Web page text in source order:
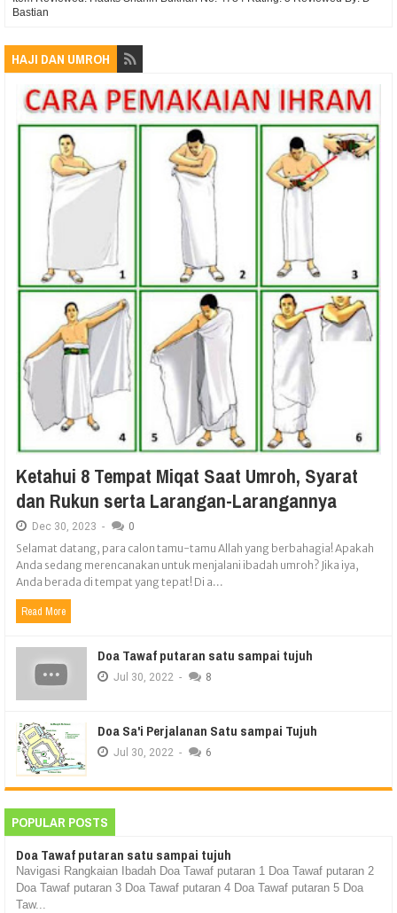
Bastian
HAJI DAN UMROH
Ketahui 8 Tempat Miqat Saat Umroh, Syarat
dan Rukun serta Larangan-Larangannya
Dec 30, 2023 - 0
Selamat datang, para calon tamu-tamu Allah yang berbahagia! Apakah
Anda sedang merencanakan untuk menjalani ibadah umroh? Jika iya,
Anda berada di tempat yang tepat! Di a...
Read More
Doa Tawaf putaran satu sampai tujuh
Jul 30, 2022 - 8
Doa Sa'i Perjalanan Satu sampai Tujuh
Jul 30, 2022 - 6
POPULAR POSTS
Doa Tawaf putaran satu sampai tujuh
Navigasi Rangkaian Ibadah Doa Tawaf putaran 1 Doa Tawaf putaran 2
Doa Tawaf putaran 3 Doa Tawaf putaran 4 Doa Tawaf putaran 5 Doa
Taw...